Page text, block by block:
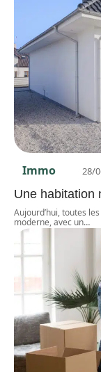
Immo 28/
Une habitation
Aujourd’hui, toutes
moderne, avec un…